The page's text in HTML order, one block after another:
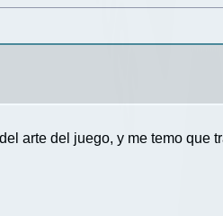
arte del juego, y me temo que